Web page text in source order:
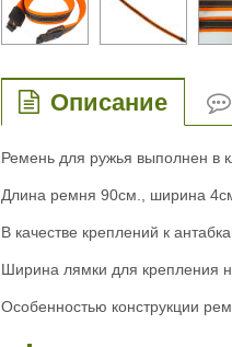
Описание
Ремень для ружья выполнен в
Длина ремня 90см., ширина
В качестве креплений к
Ширина лямки для крепления
Особенностью конструкции